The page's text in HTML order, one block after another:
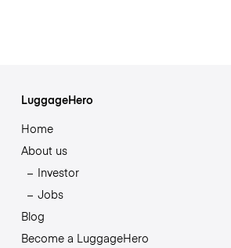
LuggageHero
Home
About us
Investor
Jobs
Blog
Become a LuggageHero